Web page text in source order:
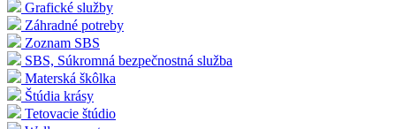
Grafické služby
Záhradné potreby
Zoznam SBS
SBS, Súkromná bezpečnostná služba
Materská škôlka
Štúdia krásy
Tetovacie štúdio